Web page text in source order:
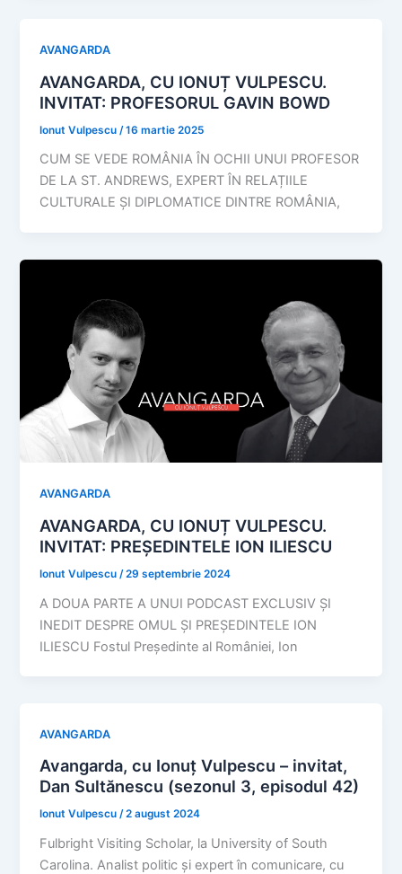
AVANGARDA
AVANGARDA, CU IONUȚ VULPESCU.
INVITAT: PROFESORUL GAVIN BOWD
Ionut Vulpescu /16 martie 2025
CUM SE VEDE ROMÂNIA ÎN OCHII UNUI PROFESOR
DE LA ST. ANDREWS, EXPERT ÎN RELAȚIILE
CULTURALE ȘI DIPLOMATICE DINTRE ROMÂNIA,
AVANGARDA
AVANGARDA, CU IONUȚ VULPESCU.
INVITAT: PREȘEDINTELE ION ILIESCU
Ionut Vulpescu /29 septembrie 2024
A DOUA PARTE A UNUI PODCAST EXCLUSIV ȘI
INEDIT DESPRE OMUL ȘI PREȘEDINTELE ION
ILIESCU Fostul Președinte al României, Ion
AVANGARDA
Avangarda, cu Ionuț Vulpescu – invitat,
Dan Sultănescu (sezonul 3, episodul 42)
Ionut Vulpescu/2 august 2024
Fulbright Visiting Scholar, la University of South
Carolina. Analist politic și expert în comunicare, cu